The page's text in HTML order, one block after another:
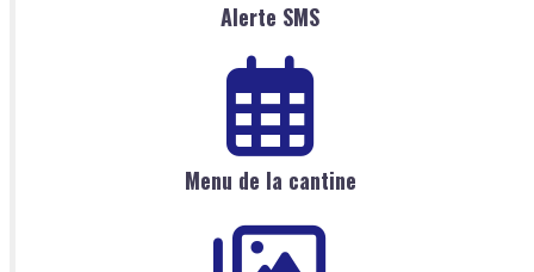
Alerte SMS
Menu de la cantine